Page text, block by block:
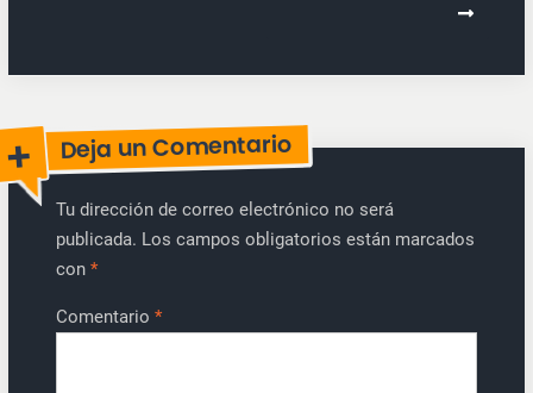
Deja un Comentario
Tu dirección de correo electrónico no será
publicada. Los campos obligatorios están marcados
con *
Comentario *